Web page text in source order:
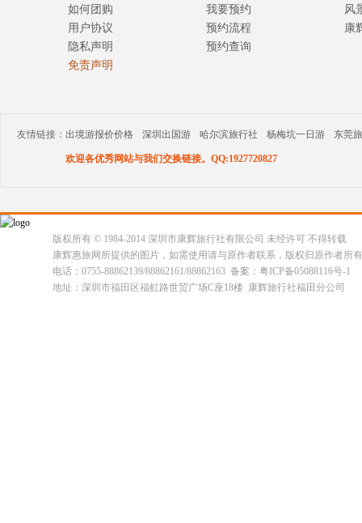
如何团购
用户协议
隐私声明
免责声明
我要预约
预约流程
预约查询
风
康
友情链接： 出境游报价价格 深圳出国游 哈尔滨旅行社 杨梅坑一日游 东莞
欢迎各优秀网站与我们交换链接。QQ:1927720827
版权所有 © 1984-2014 深圳市康辉旅行社有限公司 未经许可 不得转载
康辉惠旅网所提供的图片，如需使用请与原作者联系，版权归原作者所
电话：0755-88862139/88862161/88862163 备案：粤ICP备05088116号-1
地址：深圳市福田区福虹路世贸广场C座18楼 康辉旅行社福田分公司